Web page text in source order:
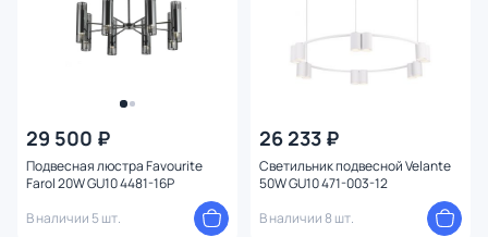
29 500 ₽
Подвесная люстра Favourite
Farol 20W GU10 4481-16P
В наличии 5 шт.
26 233 ₽
Светильник подвесной Velante
50W GU10 471-003-12
В наличии 8 шт.